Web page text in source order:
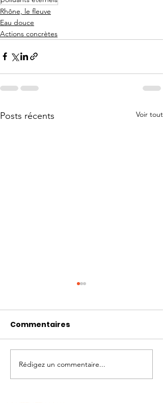
Rhône, le fleuve
Eau douce
Actions concrètes
Posts récents Voir tout
Zoom sur l'Assemblée
populaire du Rhône
Commentaires
Rédigez un commentaire...